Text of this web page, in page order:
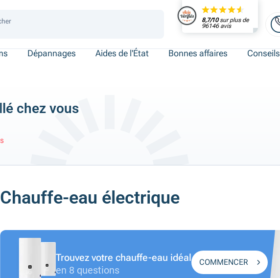
place
8,7/10sur plus de
96146 avis
Dépannages Aides de l'État Bonnes affaires Conseils
chez vous
Chauffe-eau électrique
Trouvez votre chauffe-eau idéal
en 8 questions
COMMENCER